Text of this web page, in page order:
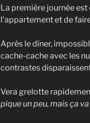
La première journée
l’appartement et de
Après le dîner,
cache-cache avec les
contrastes
Vera grelotte
pique un peu, mais ça va